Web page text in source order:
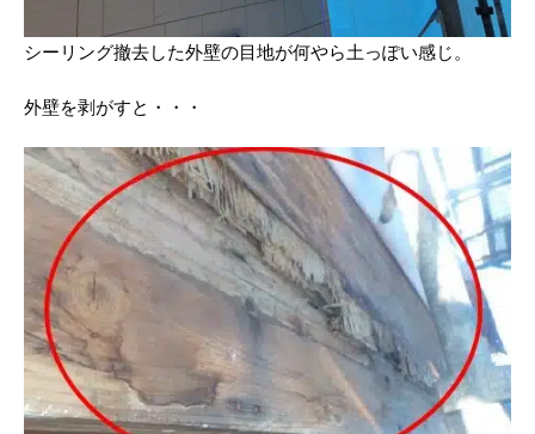
シーリング撤去した外壁の目地が何やら土っぽい感じ。
外壁を剥がすと・・・